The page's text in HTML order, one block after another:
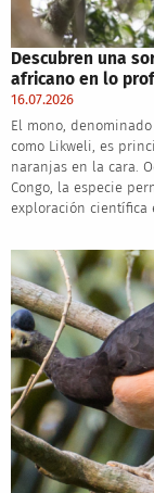
Descubren una
africano en lo
16.07.2026
El mono,
como Likweli, es
naranjas en la cara.
Congo, la especie
exploración científica